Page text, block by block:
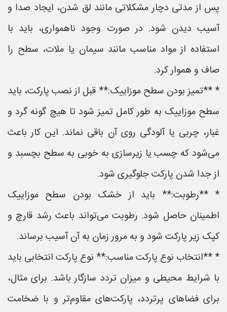
پس از مدتی دچار مشکلاتی مانند لق شدن، ایجاد صدا و
آسیب دیدن شود. در صورت وجود ناهمواری، باید با
استفاده از مواد مناسب مانند سیمان یا ملات، سطح را
صاف و هموار کرد.
* **تمیز بودن سطح موزاییک:** قبل از نصب پارکت، باید
سطح موزاییک به طور کامل تمیز شود تا هیچ گونه گرد و
غبار، چربی یا آلودگی روی آن باقی نماند. این کار باعث
می‌شود که چسب یا زیرسازی به خوبی به سطح بچسبد و
از جدا شدن پارکت جلوگیری شود.
* **رطوبت:** باید از خشک بودن سطح موزاییک
اطمینان حاصل شود. رطوبت می‌تواند باعث رشد قارچ و
کپک زیر پارکت شود و به مرور زمان به آن آسیب برساند.
* **انتخاب نوع پارکت مناسب:** نوع پارکت انتخابی باید
با شرایط محیطی و میزان تردد سازگار باشد. برای مثال،
برای فضاهای پرتردد، پارکت‌های مقاوم‌تر و با ضخامت